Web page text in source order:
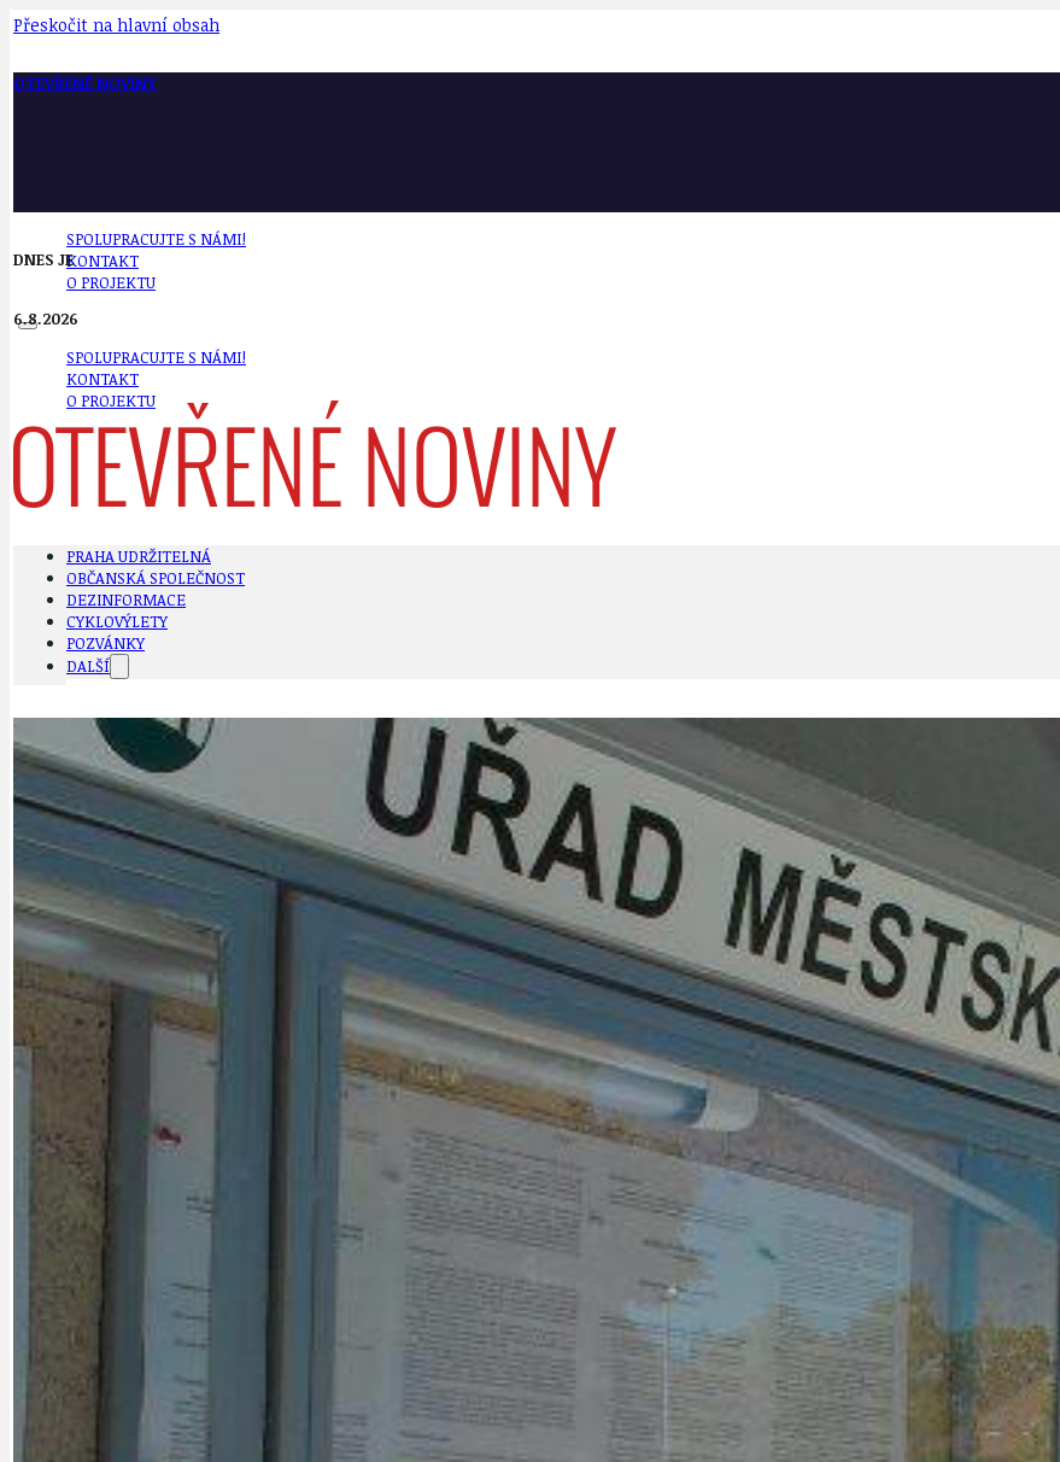
Přeskočit na hlavní obsah
OTEVŘENÉ NOVINY
SPOLUPRACUJTE S NÁMI!
KONTAKT
O PROJEKTU
SPOLUPRACUJTE S NÁMI!
KONTAKT
O PROJEKTU
DNES JE
6.8.2026
PRAHA UDRŽITELNÁ
OBČANSKÁ SPOLEČNOST
DEZINFORMACE
CYKLOVÝLETY
POZVÁNKY
DALŠÍ
AKTUALITY
BÁSNĚ. FEJETONY. SATIRA
CYKLOVÝLETY
DATA A VÝROČÍ
DEZINFORMACE
DOBRÉ ZPRÁVY
JEDNOU VĚTOU
KLÁNOVICKÁ SPOJKA
KRUHOVÝ OBJEZD V KOLODĚJÍCH
KULTURNÍ MOZAIKA
NÁDRAŽÍ PRAHA - KLÁNOVICE A PARKOVÁNÍ
NÁZOR
PETICE, VÝZVY, HLASOVÁNÍ, SOUTĚŽE
POLITIKA
POZVÁNKY
PRAHA UDRŽITELNÁ
PRAŽSKÉ STAVEBNÍ PŘEDPISY
PŘELOŽKA I/12 A STAVBA 511